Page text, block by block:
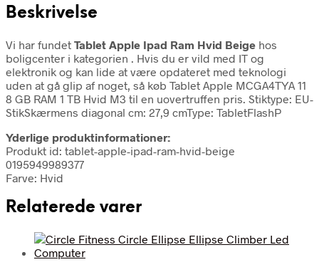
Beskrivelse
Vi har fundet Tablet Apple Ipad Ram Hvid Beige hos
boligcenter i kategorien . Hvis du er vild med IT og
elektronik og kan lide at være opdateret med teknologi
uden at gå glip af noget, så køb Tablet Apple MCGA4TYA 11
8 GB RAM 1 TB Hvid M3 til en uovertruffen pris. Stiktype: EU-
StikSkærmens diagonal cm: 27,9 cmType: TabletFlashP
Yderlige produktinformationer:
Produkt id: tablet-apple-ipad-ram-hvid-beige
0195949989377
Farve: Hvid
Relaterede varer